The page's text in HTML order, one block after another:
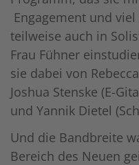
Engagement und
teilweise auch in
Frau Fühner
sie dabei von
Joshua Stenske (E-
und Yannik Dietel
Und die Bandbreite
Bereich des Neuen